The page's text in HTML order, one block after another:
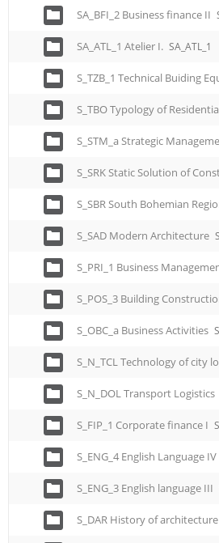
SA_BFI_2 Business finance II
SA_ATL_1 Atelier I. SA_ATL_1
S_TZB_1 Technical Buiding
S_TBO Typology of
S_STM_a Strategic
S_SRK Static Solution of
S_SBR South Bohemian
S_SAD Modern Architecture
S_PRI_1 Business
S_POS_3 Building
S_OBC_a Business Activities
S_N_TCL Technology of city
S_N_DOL Transport Logistics
S_FIP_1 Corporate finance I
S_ENG_4 English Language IV
S_ENG_3 English language III
S_DAR History of architecture